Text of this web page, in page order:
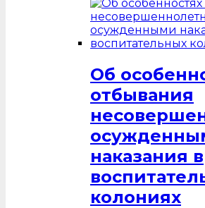
Об
отбывания
наказания в
колониях